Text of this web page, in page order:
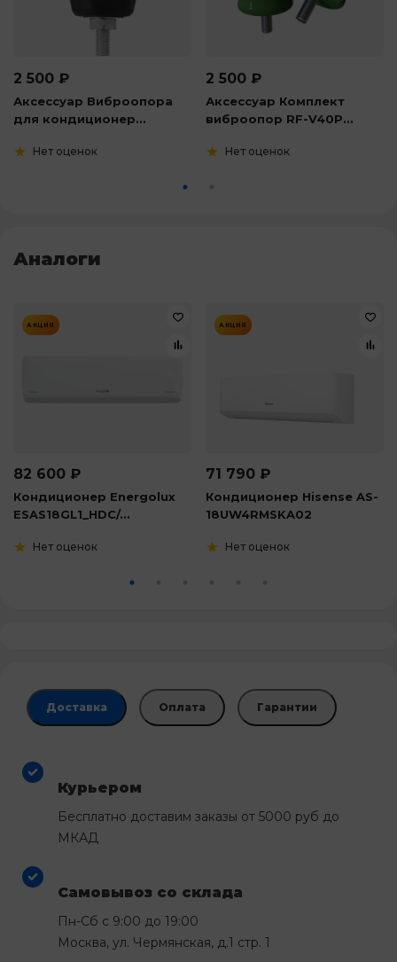
2 500 ₽
Аксессуар Виброопора
для кондиционер...
Нет оценок
2 500 ₽
Аксессуар Комплект
виброопор RF-V40P...
Нет оценок
Аналоги
АКЦИЯ
82 600 ₽
Кондиционер Energolux
ESAS18GL1_HDC/...
Нет оценок
АКЦИЯ
71 790 ₽
Кондиционер Hisense AS-
18UW4RMSKA02
Нет оценок
Доставка Оплата Гарантии
Курьером
Бесплатно доставим заказы от 5000 руб до
МКАД
Самовывоз со склада
Пн-Сб с 9:00 до 19:00
Москва, ул. Чермянская, д.1 стр. 1